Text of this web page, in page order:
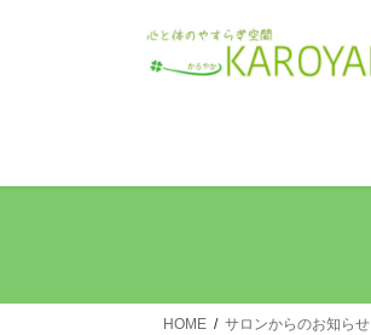
ス
ン
HOME サロンからのお知らせ